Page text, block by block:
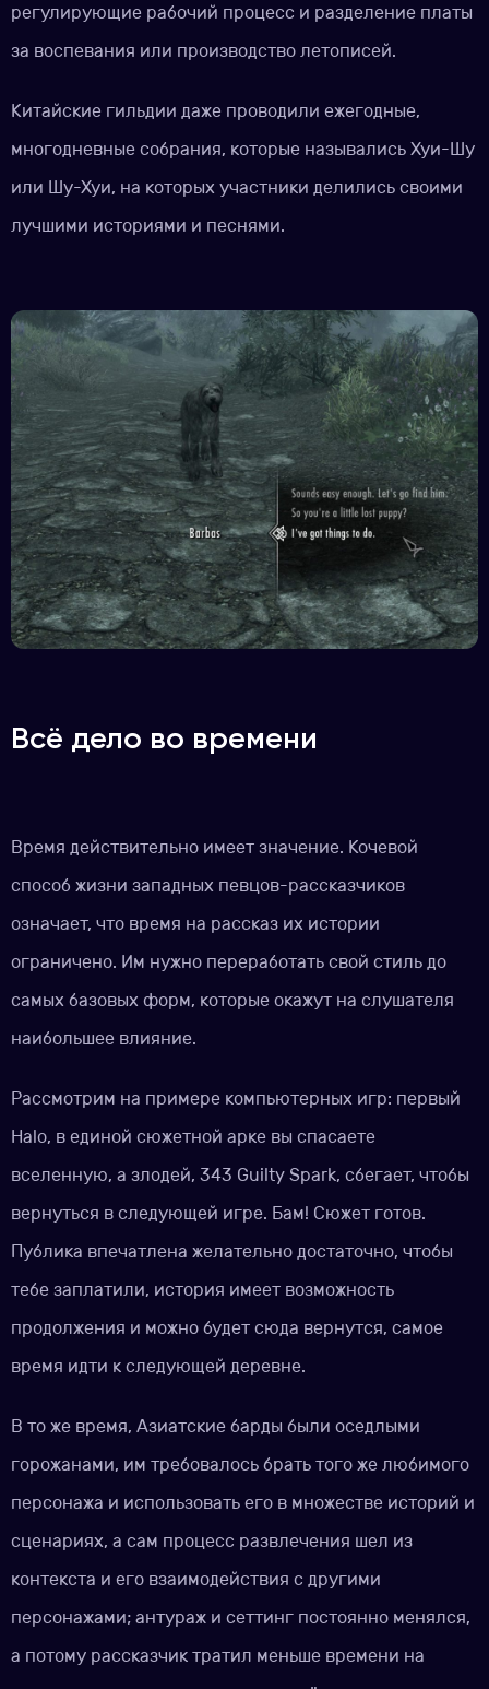
регулирующие рабочий процесс и разделение платы
за воспевания или производство летописей.
Китайские гильдии даже проводили ежегодные,
многодневные собрания, которые назывались Хуи-Шу
или Шу-Хуи, на которых участники делились своими
лучшими историями и песнями.
Всё дело во времени
Время действительно имеет значение. Кочевой
способ жизни западных певцов-рассказчиков
означает, что время на рассказ их истории
ограничено. Им нужно переработать свой стиль до
самых базовых форм, которые окажут на слушателя
наибольшее влияние.
Рассмотрим на примере компьютерных игр: первый
Halo, в единой сюжетной арке вы спасаете
вселенную, а злодей, 343 Guilty Spark, сбегает, чтобы
вернуться в следующей игре. Бам! Сюжет готов.
Публика впечатлена желательно достаточно, чтобы
тебе заплатили, история имеет возможность
продолжения и можно будет сюда вернутся, самое
время идти к следующей деревне.
В то же время, Азиатские барды были оседлыми
горожанами, им требовалось брать того же любимого
персонажа и использовать его в множестве историй и
сценариях, а сам процесс развлечения шел из
контекста и его взаимодействия с другими
персонажами; антураж и сеттинг постоянно менялся,
а потому рассказчик тратил меньше времени на